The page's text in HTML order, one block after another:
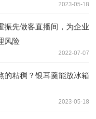
2023-05-18
振先做客直播间，为企业
风险
2022-07-07
的粘稠？银耳羹能放冰箱
2023-05-18